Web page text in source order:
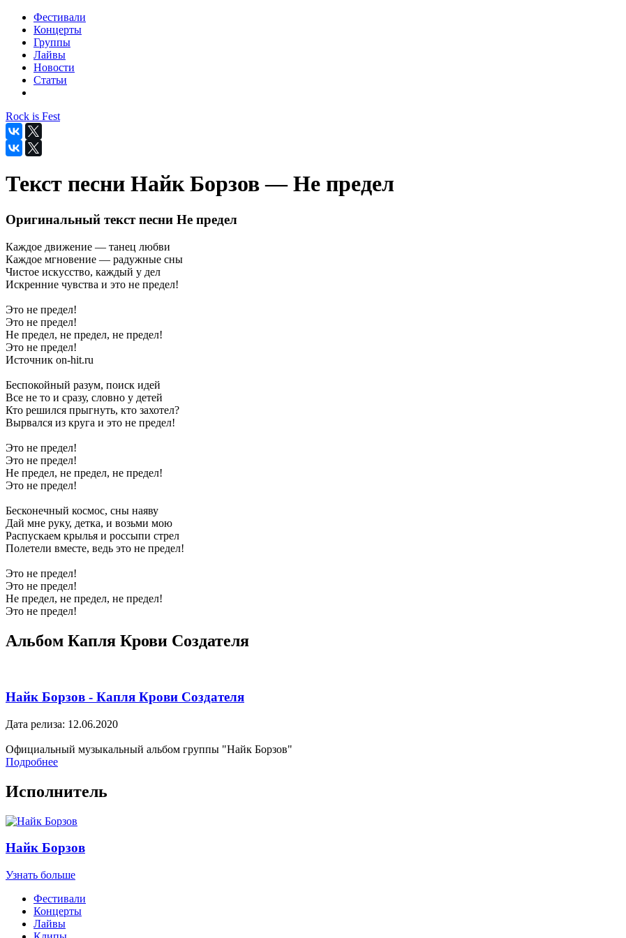
Фестивали
Концерты
Группы
Лайвы
Новости
Статьи
Rock is Fest
Текст песни Найк Борзов — Не предел
Оригинальный текст песни Не предел
Каждое движение — танец любви
Каждое мгновение — радужные сны
Чистое искусство, каждый у дел
Искренние чувства и это не предел!
Это не предел!
Это не предел!
Не предел, не предел, не предел!
Это не предел!
Источник on-hit.ru
Беспокойный разум, поиск идей
Все не то и сразу, словно у детей
Кто решился прыгнуть, кто захотел?
Вырвался из круга и это не предел!
Это не предел!
Это не предел!
Не предел, не предел, не предел!
Это не предел!
Бесконечный космос, сны наяву
Дай мне руку, детка, и возьми мою
Распускаем крылья и россыпи стрел
Полетели вместе, ведь это не предел!
Это не предел!
Это не предел!
Не предел, не предел, не предел!
Это не предел!
Альбом Капля Крови Создателя
Найк Борзов - Капля Крови Создателя
Дата релиза: 12.06.2020
Официальный музыкальный альбом группы "Найк Борзов"
Подробнее
Исполнитель
Найк Борзов
Узнать больше
Фестивали
Концерты
Лайвы